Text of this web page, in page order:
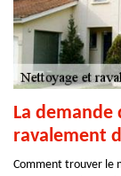
La demande
ravalement
Comment trouver le